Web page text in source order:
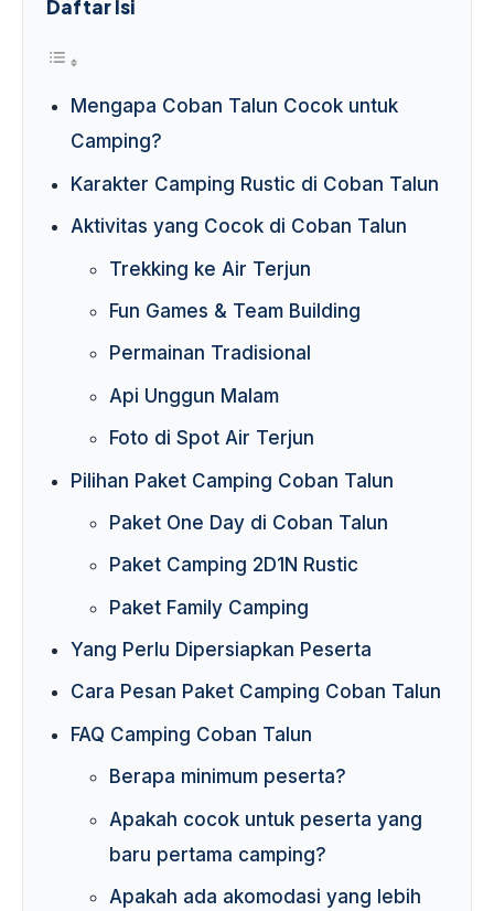
Daftar Isi
Mengapa Coban Talun Cocok untuk
Camping?
Karakter Camping Rustic di Coban Talun
Aktivitas yang Cocok di Coban Talun
Trekking ke Air Terjun
Fun Games & Team Building
Permainan Tradisional
Api Unggun Malam
Foto di Spot Air Terjun
Pilihan Paket Camping Coban Talun
Paket One Day di Coban Talun
Paket Camping 2D1N Rustic
Paket Family Camping
Yang Perlu Dipersiapkan Peserta
Cara Pesan Paket Camping Coban Talun
FAQ Camping Coban Talun
Berapa minimum peserta?
Apakah cocok untuk peserta yang
baru pertama camping?
Apakah ada akomodasi yang lebih